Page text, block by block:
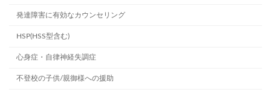
発達障害に有効なカウンセリング
HSP(HSS型含む)
心身症・自律神経失調症
不登校の子供/親御様への援助